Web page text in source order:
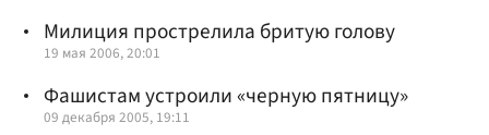
Милиция прострелила бритую голову
19 мая 2006, 20:01
Фашистам устроили «черную пятницу»
09 декабря 2005, 19:11